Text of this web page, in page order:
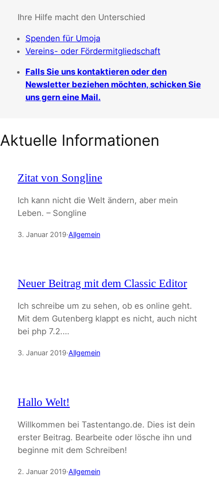
Ihre Hilfe macht den Unterschied
Spenden für Umoja
Vereins- oder Fördermitgliedschaft
Falls Sie uns kontaktieren oder den
Newsletter beziehen möchten, schicken Sie
uns gern eine Mail.
Aktuelle Informationen
Zitat von Songline
Ich kann nicht die Welt ändern, aber mein
Leben. – Songline
3. Januar 2019·Allgemein
Neuer Beitrag mit dem Classic Editor
Ich schreibe um zu sehen, ob es online geht.
Mit dem Gutenberg klappt es nicht, auch nicht
bei php 7.2.…
3. Januar 2019·Allgemein
Hallo Welt!
Willkommen bei Tastentango.de. Dies ist dein
erster Beitrag. Bearbeite oder lösche ihn und
beginne mit dem Schreiben!
2. Januar 2019·Allgemein